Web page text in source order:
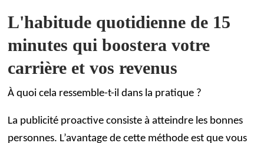
L'habitude quotidienne de 15
minutes qui boostera votre
carrière et vos revenus
À quoi cela ressemble-t-il dans la pratique ?
La publicité proactive consiste à atteindre les bonnes
personnes. L’avantage de cette méthode est que vous